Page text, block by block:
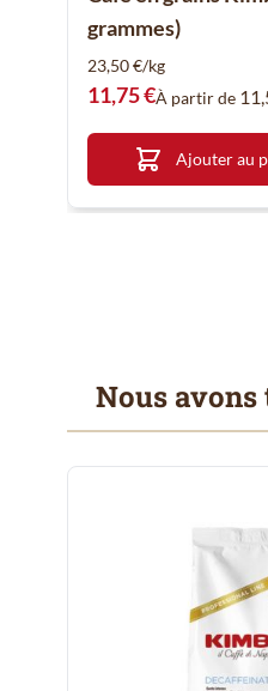
grammes)
23,50 €/kg
11,75 €À partir de
Ajouter au
Nous
Il est possible de
Cliquer pour passer le